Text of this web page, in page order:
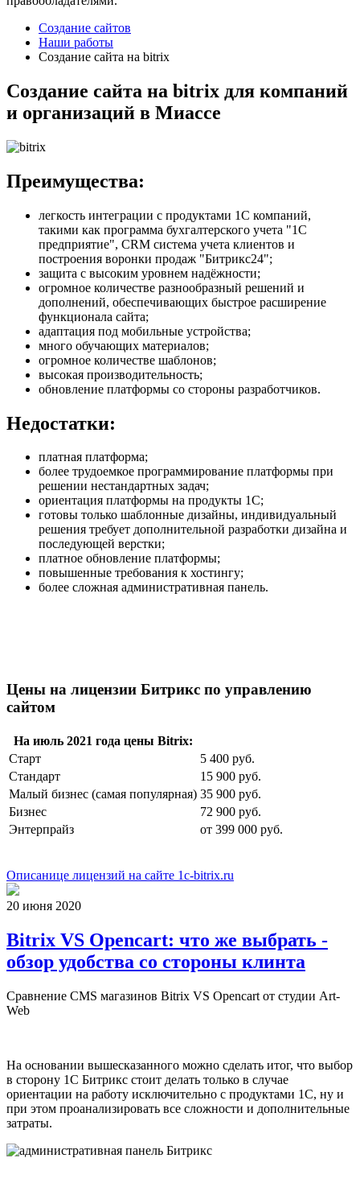
Создание сайтов
Наши работы
Создание сайта на bitrix
Создание сайта на bitrix для компаний
и организаций в Миассе
Преимущества:
легкость интеграции с продуктами 1С компаний,
такими как программа бухгалтерского учета "1С
предприятие", CRM система учета клиентов и
построения воронки продаж "Битрикс24";
защита с высоким уровнем надёжности;
огромное количестве разнообразный решений и
дополнений, обеспечивающих быстрое расширение
функционала сайта;
адаптация под мобильные устройства;
много обучающих материалов;
огромное количестве шаблонов;
высокая производительность;
обновление платформы со стороны разработчиков.
Недостатки:
платная платформа;
более трудоемкое программирование платформы при
решении нестандартных задач;
ориентация платформы на продукты 1С;
готовы только шаблонные дизайны, индивидуальный
решения требует дополнительной разработки дизайна и
последующей верстки;
платное обновление платформы;
повышенные требования к хостингу;
более сложная административная панель.
Цены на лицензии Битрикс по управлению
сайтом
На июль 2021 года цены Bitrix:
Старт
5 400 руб.
Стандарт
15 900 руб.
Малый бизнес (самая популярная) 35 900 руб.
Бизнес
72 900 руб.
Энтерпрайз
от 399 000 руб.
Описанице лицензий на сайте 1c-bitrix.ru
20 июня 2020
Bitrix VS Opencart: что же выбрать -
обзор удобства со стороны клинта
Сравнение CMS магазинов Bitrix VS Opencart от студии Art-
Web
На основании вышесказанного можно сделать итог, что выбор
в сторону 1С Битрикс стоит делать только в случае
ориентации на работу исключительно с продуктами 1С, ну и
при этом проанализировать все сложности и дополнительные
затраты.